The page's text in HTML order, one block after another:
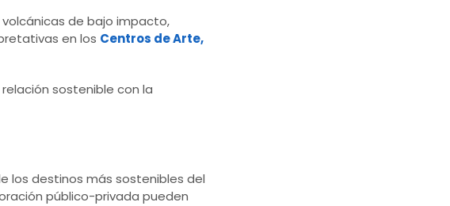
de bajo impacto,
en los Centros de Arte,
sostenible con la
los destinos más sostenibles del
público-privada pueden